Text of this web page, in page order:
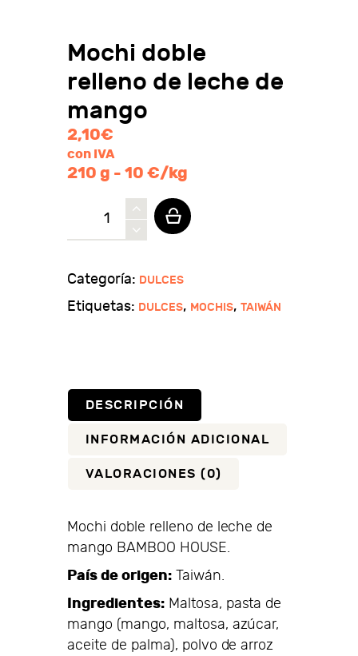
Mochi doble
relleno de leche de
mango
2,10€
con IVA
210 g - 10 €/kg
de
leche
de
Categoría: DULCES
Etiquetas: DULCES, MOCHIS, TAIWÁN
DESCRIPCIÓN
INFORMACIÓN ADICIONAL
VALORACIONES (0)
Mochi doble relleno de leche de
mango BAMBOO HOUSE.
País de origen:Taiwán.
Ingredientes:Maltosa, pasta de
mango (mango, maltosa, azúcar,
aceite de palma), polvo de arroz